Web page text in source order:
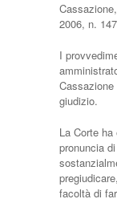
2006, n.
I
giudizio.
La Corte
pronuncia
facoltà di